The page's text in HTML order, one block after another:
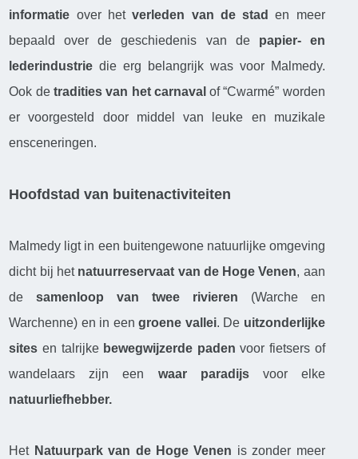
informatie over hetverleden van de stad
en meer
bepaald over de geschiedenis van de papier- en
lederindustrie die erg belangrijk was voor Malmedy.
Ook de tradities van het carnaval of “Cwarmé” worden
er voorgesteld door middel van leuke en muzikale
ensceneringen.
Hoofdstad van buitenactiviteiten
Malmedy ligt in een buitengewone natuurlijke omgeving
dicht bij het natuurreservaat van de Hoge Venen, aan
desamenloop van twee rivieren (Warche en
Warchenne) en in eengroene vallei. De uitzonderlijke
sites en talrijke bewegwijzerde padenvoor fietsers of
wandelaars zijn een waar paradijsvoor elke
natuurliefhebber.
Het Natuurpark van de Hoge Venen is zonder meer